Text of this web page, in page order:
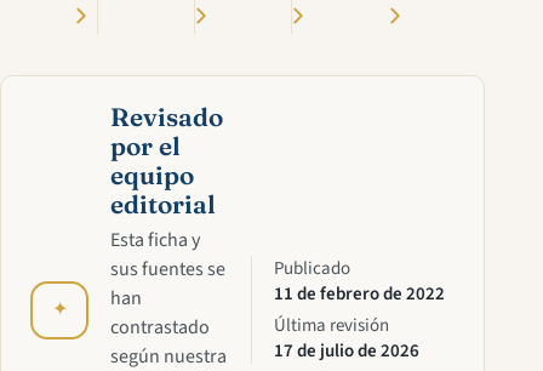
✦
Revisado
por el
equipo
editorial
Esta ficha y
sus fuentes se
han
contrastado
según nuestra
Publicado
11 de febrero de 2022
Última revisión
17 de julio de 2026